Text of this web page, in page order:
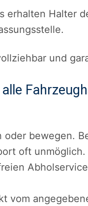
erhalten Halter
und
bewegen.
oft
vom